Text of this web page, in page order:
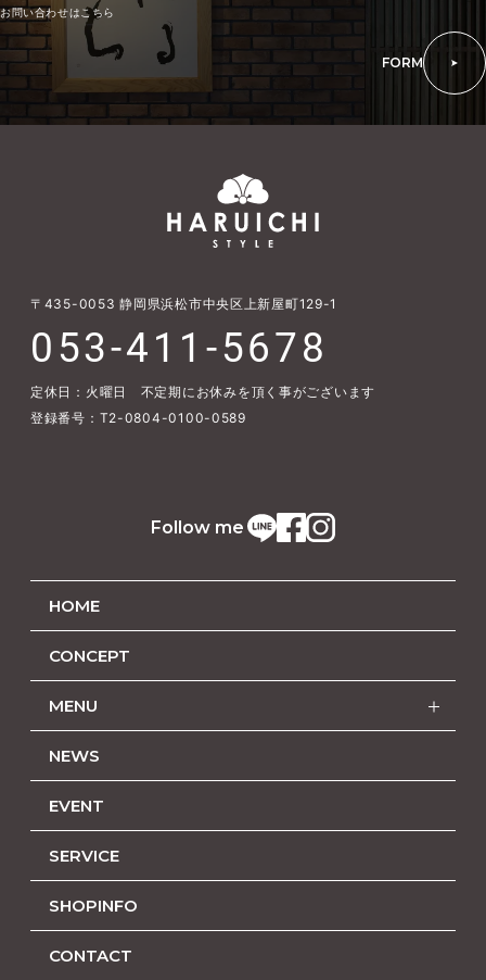
お問い合わせはこちら
FORM
〒435-0053 静岡県浜松市中央区上新屋町129-1
053-411-5678
定休日：火曜日 不定期にお休みを頂く事がございます
登録番号：T2-0804-0100-0589
Follow me
HOME
CONCEPT
MENU
NEWS
EVENT
SERVICE
SHOPINFO
CONTACT